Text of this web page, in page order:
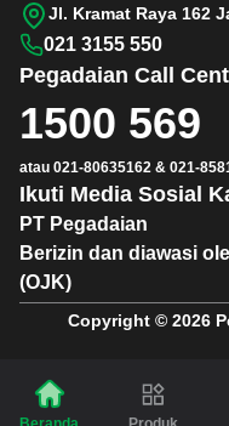
PT Pegadaian
Berizin dan diawasi
(OJK)
Ikuti Media Sosial
Pegadaian Call
1500 569
atau 021-80635162 & 021-
Jl. Kramat Raya 162
021 3155 550
Copyright © 2026